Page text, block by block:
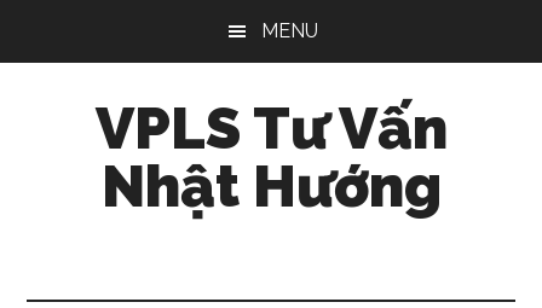
MENU
VPLS Tư Vấn
Nhật Hướng